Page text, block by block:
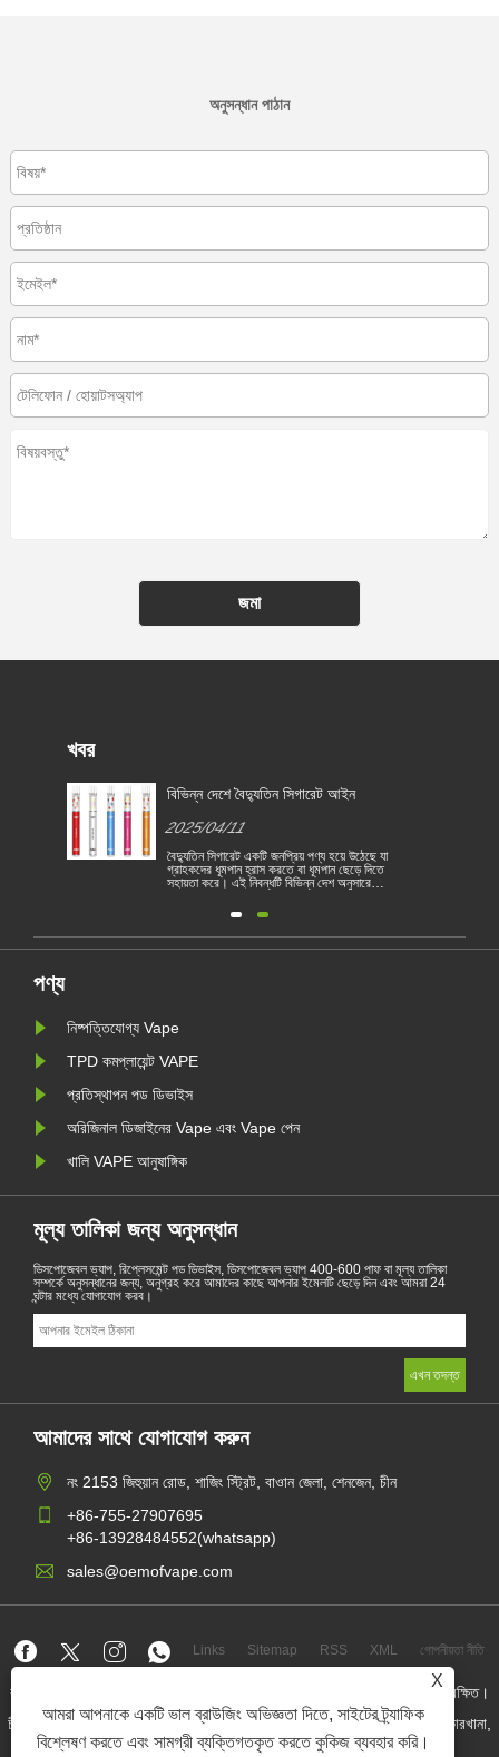
অনুসন্ধান পাঠান
জমা
X
আমরা আপনাকে একটি ভাল ব্রাউজিং অভিজ্ঞতা দিতে, সাইটের ট্র্যাফিক
বিশ্লেষণ করতে এবং সামগ্রী ব্যক্তিগতকৃত করতে কুকিজ ব্যবহার করি।
খবর
বিভিন্ন দেশে বৈদ্যুতিন সিগারেট আইন
2025/04/11
বৈদ্যুতিন সিগারেট একটি জনপ্রিয় পণ্য হয়ে উঠেছে যা
গ্রাহকদের ধূমপান হ্রাস করতে বা ধূমপান ছেড়ে দিতে
সহায়তা করে। এই নিবন্ধটি বিভিন্ন দেশ অনুসারে
তদ্ব্যতীত, কয়েকটি দেশ রয়েছে এবং অঞ্চলগুলি
ভ্যাপিং পণ্য নিষিদ্ধ করেছে।
পণ্য
নিষ্পত্তিযোগ্য Vape
TPD কমপ্লায়েন্ট VAPE
প্রতিস্থাপন পড ডিভাইস
অরিজিনাল ডিজাইনের Vape এবং Vape পেন
খালি VAPE আনুষাঙ্গিক
মূল্য তালিকা জন্য অনুসন্ধান
ডিসপোজেবল ভ্যাপ, রিপ্লেসমেন্ট পড ডিভাইস, ডিসপোজেবল ভ্যাপ 400-600 পাফ বা মূল্য তালিকা
সম্পর্কে অনুসন্ধানের জন্য, অনুগ্রহ করে আমাদের কাছে আপনার ইমেলটি ছেড়ে দিন এবং আমরা 24
ঘন্টার মধ্যে যোগাযোগ করব।
আমাদের সাথে যোগাযোগ করুন
নং 2153 জিহুয়ান রোড, শাজিং স্ট্রিট, বাওান জেলা, শেনজেন, চীন
+86-755-27907695
+86-13928484552(whatsapp)
sales@oemofvape.com
Links Sitemap RSS XML গোপনীয়তা নীতি
কপিরাইট © 2022 অ্যাপলাস প্রিসিশন টেকনোলজি কোং, লিমিটেড। সমস্ত অধিকার সংরক্ষিত।
চীন কার্টরিজ প্রস্তুতকারক, প্রতিস্থাপন পড ডিভাইস, ডিসপোজেবল ভ্যাপ, ওএম ভ্যাপ কারখানা,
বৈদ্যুতিন সিগারেট